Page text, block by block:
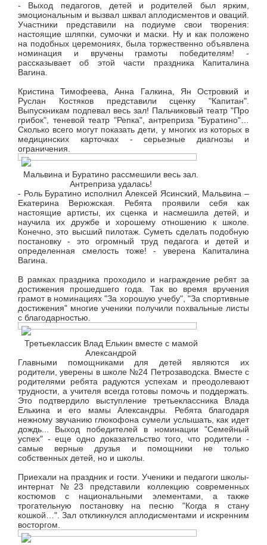
- Выход педагогов, детей и родителей был ярким,
эмоциональным и вызвал шквал аплодисментов и оваций.
Участники представили на подиуме свои творения:
настоящие шляпки, сумочки и маски. Ну и как положено
на подобных церемониях, была торжественно объявлена
номинация и вручены грамоты победителям! -
рассказывает об этой части праздника Капиталина
Вагина.
Кристина Тимофеева, Анна Галкина, Ян Островкий и
Руслан Костяков представили сценку "Капитан".
Выпускникам подпевал весь зал! Пальчиковый театр "Про
грибок", теневой театр "Репка", антреприза "Буратино"…
Сколько всего могут показать дети, у многих из которых в
медицинских карточках - серьезные диагнозы и
ограничения.
Мальвина и Буратино рассмешили весь зал.
Антреприза удалась!
- Роль Буратино исполнил Алексей Ясинский, Мальвина –
Екатерина Верюжская. Ребята проявили себя как
настоящие артисты, их сценка и насмешила детей, и
научила их дружбе и хорошему отношению к школе.
Конечно, это высший пилотаж. Суметь сделать подобную
постановку - это огромный труд педагога и детей и
определенная смелость тоже! - уверена Капиталина
Вагина.
В рамках праздника проходило и награждение ребят за
достижения прошедшего года. Так во время вручения
грамот в номинациях "За хорошую учебу", "За спортивные
достижения" многие ученики получили похвальные листы
с благодарностью.
Третьеклассик Влад Елькин вместе с мамой
Александрой
Главными помощниками для детей являются их
родители, уверены в школе №24 Петрозаводска. Вместе с
родителями ребята радуются успехам и преодолевают
трудности, а учителя всегда готовы помочь и поддержать.
Это подтвердило выступление третьеклассника Влада
Елькина и его мамы Александры. Ребята благодаря
нежному звучанию глюкофона сумели услышать, как идет
дождь... Выход победителей в номинации "Семейный
успех" - еще одно доказательство того, что родители -
самые верные друзья и помощники не только
собственных детей, но и школы.
Приехали на праздник и гости. Ученики и педагоги школы-
интернат №23 представили коллекцию современных
костюмов с национальными элементами, а также
трогательную постановку на песню "Когда я стану
кошкой…". Зал откликнулся аплодисментами и искренним
восторгом.